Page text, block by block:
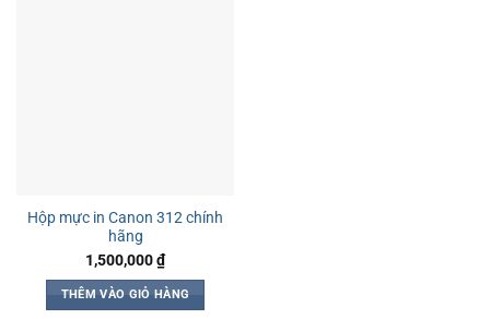
Hộp mực in Canon 312 chính
hãng
1,500,000₫
THÊM VÀO GIỎ HÀNG